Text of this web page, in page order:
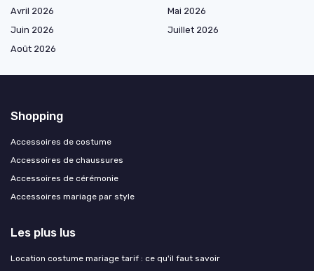
Avril 2026
Mai 2026
Juin 2026
Juillet 2026
Août 2026
Shopping
Accessoires de costume
Accessoires de chaussures
Accessoires de cérémonie
Accessoires mariage par style
Les plus lus
Location costume mariage tarif : ce qu'il faut savoir